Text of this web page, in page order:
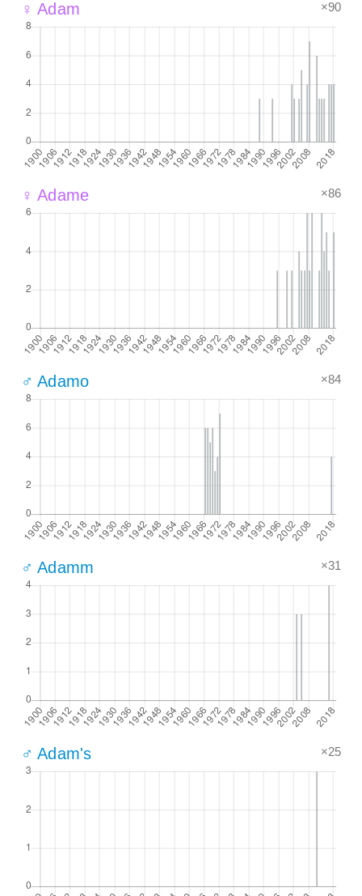
♀ Adam ×90
♀ Adame ×86
♂ Adamo ×84
♂ Adamm ×31
♂ Adam's ×25